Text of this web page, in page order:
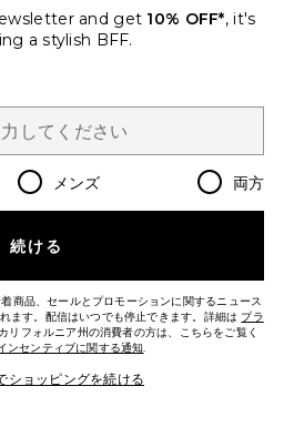
ICON TO SEE MORE OPTIONS
and get 10% OFF*, it's
a stylish BFF.
メンズ 両方
続ける
商品、セールとプロモーションに関するニュース
ます。配信はいつでも停止できます。詳細は プラ
リフォルニア州の消費者の方は、こちらをご覧く
ンセンティブに関する通知.
ショッピングを続ける